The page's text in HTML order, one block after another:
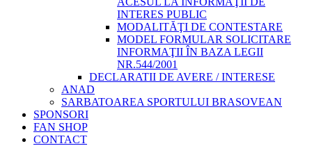
INTERES PUBLIC
MODALITĂŢI DE CONTESTARE
MODEL FORMULAR SOLICITARE
INFORMAŢII ÎN BAZA LEGII
NR.544/2001
DECLARATII DE AVERE / INTERESE
ANAD
SARBATOAREA SPORTULUI BRASOVEAN
SPONSORI
FAN SHOP
CONTACT